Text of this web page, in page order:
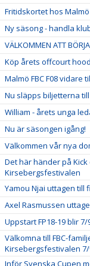
Fritidskortet hos Malmö
Ny säsong - handla
VÄLKOMMEN ATT
Köp årets offcourt
Malmö FBC F08 vidare
Nu släpps biljetterna
William - årets unga
Nu är säsongen igång!
Välkommen vår nya
Det här händer på
Kirsebergsfestivalen
Yamou Njai uttagen till
Axel Rasmussen
Uppstart FP18-19 blir 7/
Välkomna till FBC-
Kirsebergsfestivalen
Inför Svenska Cupen